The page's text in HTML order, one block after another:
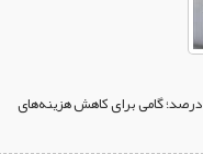
تشخیص جنسیت فیل‌ماهیان زیر سه سال با دقت ۸۰ درصد؛ گامی برای کاهش هزینه‌های